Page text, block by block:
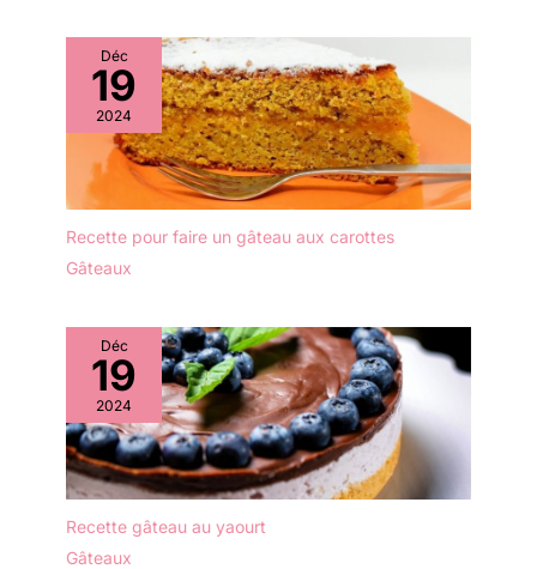
Les assiettes passent au
lave-vaisselle, au micro-
ondes, au four et au
réfrigérateur - parfaites
pour les ménages
modernes Design anti-
fuite - chaque assiettes
26 x 2 cm - idéal pour
légèrement surélevé
empêche la vinaigrette, la
sauce ou les restes de
nourriture de s'écouler
Facile à entretenir &
empilable - nos assiettes
en porcelaine sont
empilables pour un gain
Déc
19
2024
Recette pour faire un gâteau aux carottes
Gâteaux
Déc
19
2024
Recette gâteau au yaourt
Gâteaux